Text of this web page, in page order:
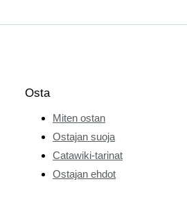
Osta
Miten ostan
Ostajan suoja
Catawiki-tarinat
Ostajan ehdot